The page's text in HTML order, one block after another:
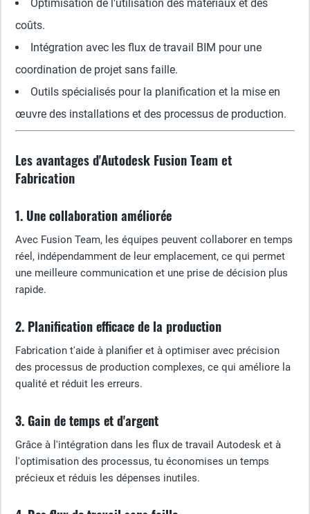
Optimisation de l'utilisation des matériaux et des
coûts.
Intégration avec les flux de travail BIM pour une
coordination de projet sans faille.
Outils spécialisés pour la planification et la mise en
œuvre des installations et des processus de production.
Les avantages d'Autodesk Fusion Team et
Fabrication
1. Une collaboration améliorée
Avec Fusion Team, les équipes peuvent collaborer en temps
réel, indépendamment de leur emplacement, ce qui permet
une meilleure communication et une prise de décision plus
rapide.
2. Planification efficace de la production
Fabrication t'aide à planifier et à optimiser avec précision
des processus de production complexes, ce qui améliore la
qualité et réduit les erreurs.
3. Gain de temps et d'argent
Grâce à l'intégration dans les flux de travail Autodesk et à
l'optimisation des processus, tu économises un temps
précieux et réduis les dépenses inutiles.